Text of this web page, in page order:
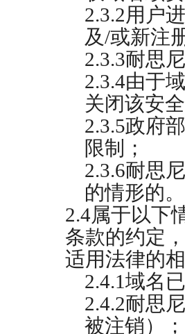
2.3.2用户
及/或新注
2.3.3耐思
2.3.4由于
关闭该安
2.3.5政府
限制；
2.3.6耐思
的情形的。
2.4属于以下
条款的约定
适用法律的
2.4.1域名
2.4.2耐思
被注销）；